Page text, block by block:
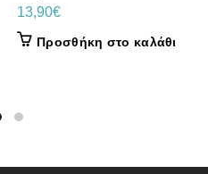
13,90€
Προσθήκη στο καλάθι